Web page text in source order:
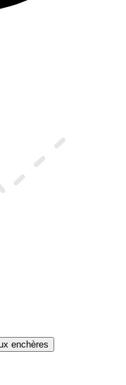
enchères